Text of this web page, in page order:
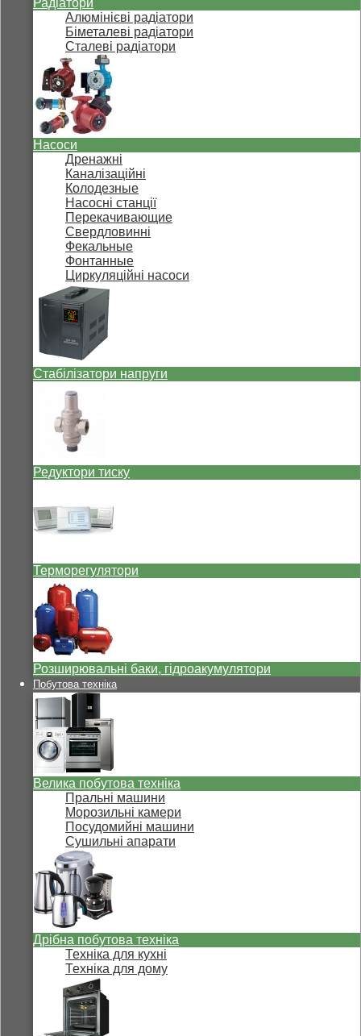
Радіатори
Алюмінієві радіатори
Біметалеві радіатори
Сталеві радіатори
Насоси
Дренажні
Каналізаційні
Колодезные
Насосні станції
Перекачивающие
Свердловинні
Фекальные
Фонтанные
Циркуляційні насоси
Стабілізатори напруги
Редуктори тиску
Терморегулятори
Розширювальні баки, гідроакумулятори
Побутова техніка
Велика побутова техніка
Пральні машини
Морозильні камери
Посудомийні машини
Сушильні апарати
Дрібна побутова техніка
Техніка для кухні
Техніка для дому